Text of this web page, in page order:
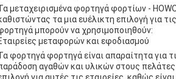
μεταχειρισμένα φορτηγά φορτίων -
τα μια ευέλικτη επιλογή για
μπορούν να χρησιμοποιηθούν:
μεταφορών και εφοδιασμού
φορτηγά φορτηγά είναι απαραίτητα για
αγαθών και υλικών στους